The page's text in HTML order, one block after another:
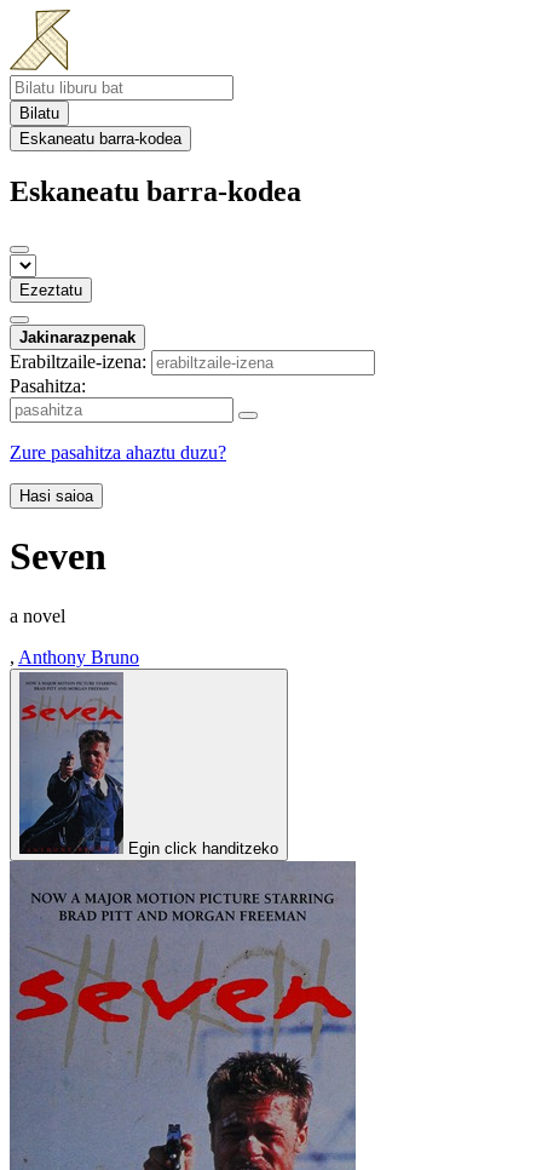
Bilatu
Eskaneatu barra-kodea
Eskaneatu barra-kodea
Ezeztatu
Jakinarazpenak
Erabiltzaile-izena:
Pasahitza:
Zure pasahitza ahaztu duzu?
Hasi saioa
Seven
a novel
, Anthony Bruno
Egin click handitzeko